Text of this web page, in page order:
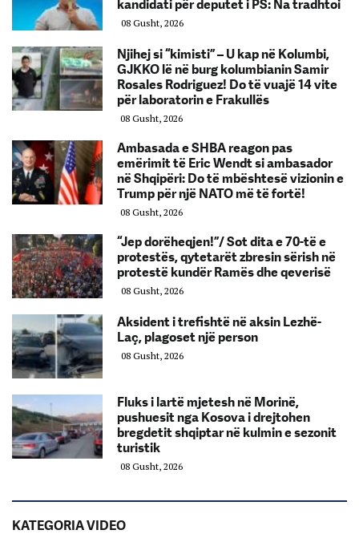
kandidati për deputet i PS: Na tradhtoi
08 Gusht, 2026
Njihej si “kimisti” – U kap në Kolumbi,
GJKKO lë në burg kolumbianin Samir
Rosales Rodriguez! Do të vuajë 14 vite
për laboratorin e Frakullës
08 Gusht, 2026
Ambasada e SHBA reagon pas
emërimit të Eric Wendt si ambasador
në Shqipëri: Do të mbështesë vizionin e
Trump për një NATO më të fortë!
08 Gusht, 2026
“Jep dorëheqjen!”/ Sot dita e 70-të e
protestës, qytetarët zbresin sërish në
protestë kundër Ramës dhe qeverisë
08 Gusht, 2026
Aksident i trefishtë në aksin Lezhë-
Laç, plagoset një person
08 Gusht, 2026
Fluks i lartë mjetesh në Morinë,
pushuesit nga Kosova i drejtohen
bregdetit shqiptar në kulmin e sezonit
turistik
08 Gusht, 2026
KATEGORIA VIDEO